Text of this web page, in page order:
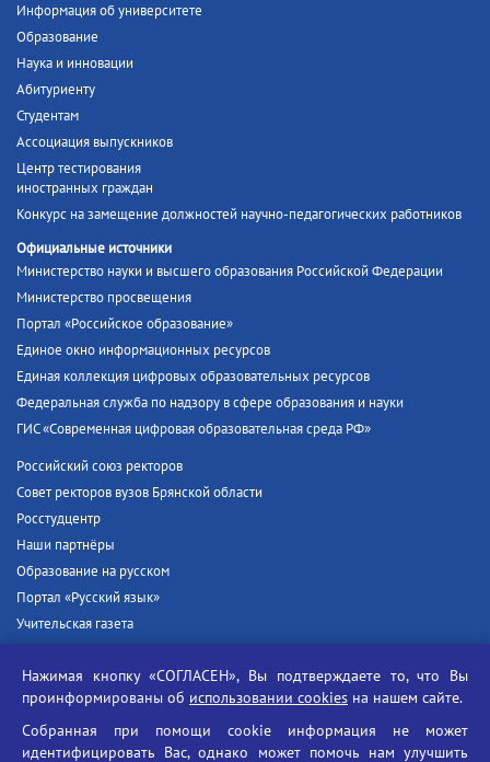
Информация об университете
Образование
Наука и инновации
Абитуриенту
Студентам
Ассоциация выпускников
Центр тестирования
иностранных граждан
Конкурс на замещение должностей научно-педагогических работников
Официальные источники
Министерство науки и высшего образования Российской Федерации
Министерство просвещения
Портал «Российское образование»
Единое окно информационных ресурсов
Единая коллекция цифровых образовательных ресурсов
Федеральная служба по надзору в сфере образования и науки
ГИС «Современная цифровая образовательная среда РФ»
Российский союз ректоров
Совет ректоров вузов Брянской области
Росстудцентр
Наши партнёры
Образование на русском
Портал «Русский язык»
Учительская газета
Единый портал государственных услуг
Противодействие угрозам информационной безопасности
Нажимая кнопку «СОГЛАСЕН», Вы подтверждаете то, что Вы
проинформированы об использовании cookies на нашем сайте.
Собранная при помощи cookie информация не может
идентифицировать Вас, однако может помочь нам улучшить